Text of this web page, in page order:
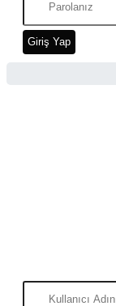
Giriş Yap